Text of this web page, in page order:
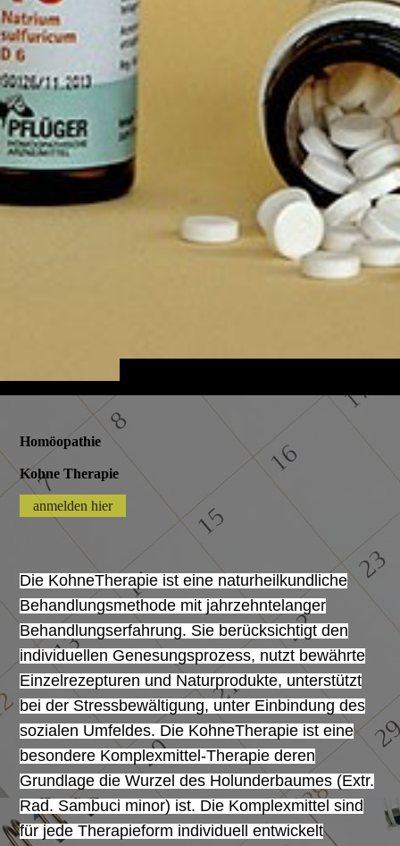
Homöopathie
Kohne Therapie
anmelden hier
Die KohneTherapie ist eine naturheilkundliche
Behandlungsmethode mit jahrzehntelanger
Behandlungserfahrung. Sie berücksichtigt den
individuellen Genesungsprozess, nutzt bewährte
Einzelrezepturen und Naturprodukte, unterstützt
bei der Stressbewältigung, unter Einbindung des
sozialen Umfeldes. Die KohneTherapie ist eine
besondere Komplexmittel-Therapie deren
Grundlage die Wurzel des Holunderbaumes (Extr.
Rad. Sambuci minor) ist. Die Komplexmittel sind
für jede Therapieform individuell entwickelt